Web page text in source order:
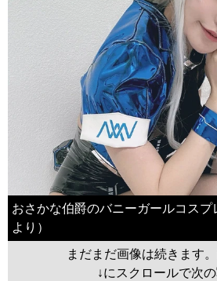
おさかな伯爵のバニーガールコス
より）
まだまだ画像は続きます。
↓にスクロールで次